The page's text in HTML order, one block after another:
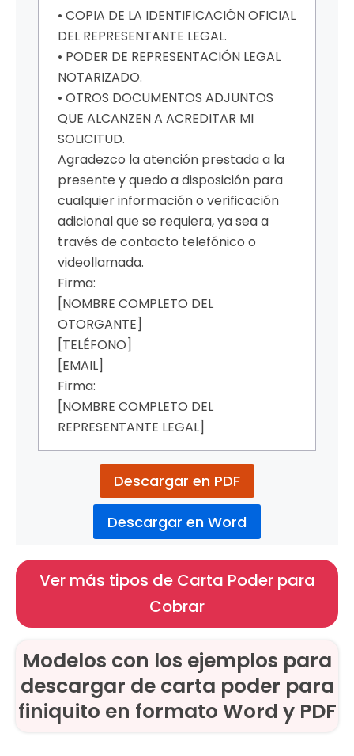
• COPIA DE LA IDENTIFICACIÓN OFICIAL
DEL REPRESENTANTE LEGAL.
• PODER DE REPRESENTACIÓN LEGAL
NOTARIZADO.
• OTROS DOCUMENTOS ADJUNTOS
QUE ALCANZEN A ACREDITAR MI
SOLICITUD.
Agradezco la atención prestada a la
presente y quedo a disposición para
cualquier información o verificación
adicional que se requiera, ya sea a
través de contacto telefónico o
videollamada.
Firma:
[NOMBRE COMPLETO DEL
OTORGANTE]
[TELÉFONO]
[EMAIL]
Firma:
[NOMBRE COMPLETO DEL
REPRESENTANTE LEGAL]
Descargar en PDF
Descargar en Word
Ver más tipos de Carta Poder para
Cobrar
Modelos con los ejemplos para
descargar de carta poder para
finiquito en formato Word y PDF